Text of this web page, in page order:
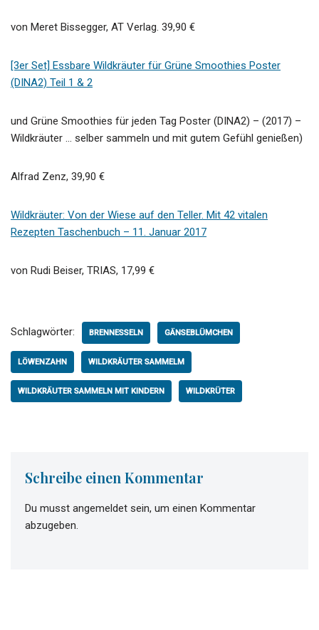
von Meret Bissegger, AT Verlag. 39,90 €
[3er Set] Essbare Wildkräuter für Grüne Smoothies Poster
(DINA2) Teil 1 & 2
und Grüne Smoothies für jeden Tag Poster (DINA2) – (2017) –
Wildkräuter … selber sammeln und mit gutem Gefühl genießen)
Alfrad Zenz, 39,90 €
Wildkräuter: Von der Wiese auf den Teller. Mit 42 vitalen
Rezepten Taschenbuch – 11. Januar 2017
von Rudi Beiser, TRIAS, 17,99 €
Schlagwörter: BRENNESSELN GÄNSEBLÜMCHEN
LÖWENZAHN WILDKRÄUTER SAMMELM
WILDKRÄUTER SAMMELN MIT KINDERN WILDKRÜTER
Schreibe einen Kommentar
Du musst angemeldet sein, um einen Kommentar
abzugeben.